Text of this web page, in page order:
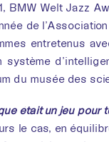
BMW Welt Jazz
de
entretenus
système
du musée des
était un jeu pour
le cas, en